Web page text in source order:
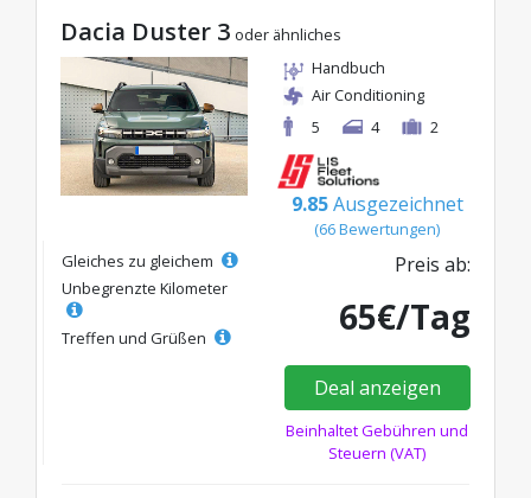
Dacia Duster 3 oder ähnliches
Handbuch
Air Conditioning
5
4 2
9.85 Ausgezeichnet
(66 Bewertungen)
Gleiches zu gleichem
Unbegrenzte Kilometer
Treffen und Grüßen
Preis ab:
65€/Tag
Deal anzeigen
Beinhaltet Gebühren und
Steuern (VAT)